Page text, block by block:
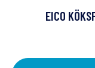
EICO